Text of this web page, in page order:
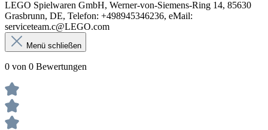
LEGO Spielwaren GmbH, Werner-von-Siemens-Ring 14, 85630
Grasbrunn, DE, Telefon: +498945346236, eMail:
serviceteam.c@LEGO.com
Menü schließen
0 von 0 Bewertungen